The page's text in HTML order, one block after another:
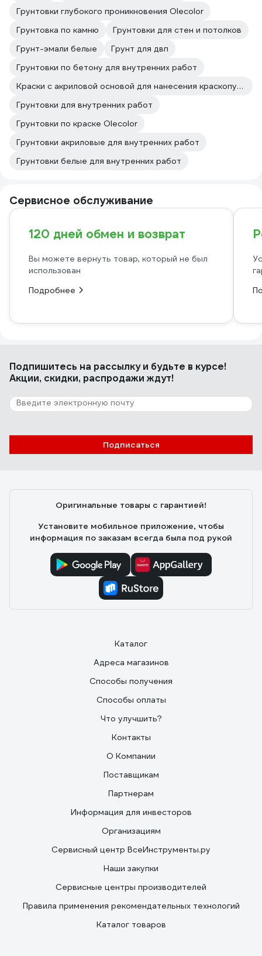
Грунтовки глубокого проникновения Olecolor
Грунтовка по камню
Грунтовки для стен и потолков
Грунт-эмали белые
Грунт для двп
Грунтовки по бетону для внутренних работ
Краски с акриловой основой для нанесения краскопультом
Грунтовки для внутренних работ
Грунтовки по краске Olecolor
Грунтовки акриловые для внутренних работ
Грунтовки белые для внутренних работ
Сервисное обслуживание
120 дней обмен и возврат
Вы можете вернуть товар, который не был
использован
Подробнее
Подпишитесь на рассылкуи будьте в курсе!
Акции, скидки, распродажи ждут!
Подписаться
Оригинальные товары с гарантией!
Установите мобильное приложение, чтобы
информация по заказам всегда была под рукой
Каталог
Адреса магазинов
Способы получения
Способы оплаты
Что улучшить?
Контакты
О Компании
Поставщикам
Партнерам
Информация для инвесторов
Организациям
Сервисный центр ВсеИнструменты.ру
Наши закупки
Сервисные центры производителей
Правила применения рекомендательных технологий
Каталог товаров